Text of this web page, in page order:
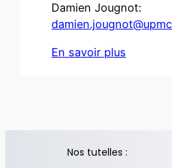
Damien Jougnot:
En savoir plus
Nos tutelles :